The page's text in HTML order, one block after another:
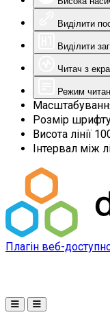
Виділити
Виділити
Читач з
Режим
Розмір
Висота лінії
Інтервал між
Плагін веб-